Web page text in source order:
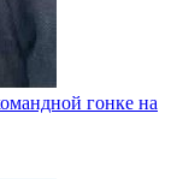
гонке на